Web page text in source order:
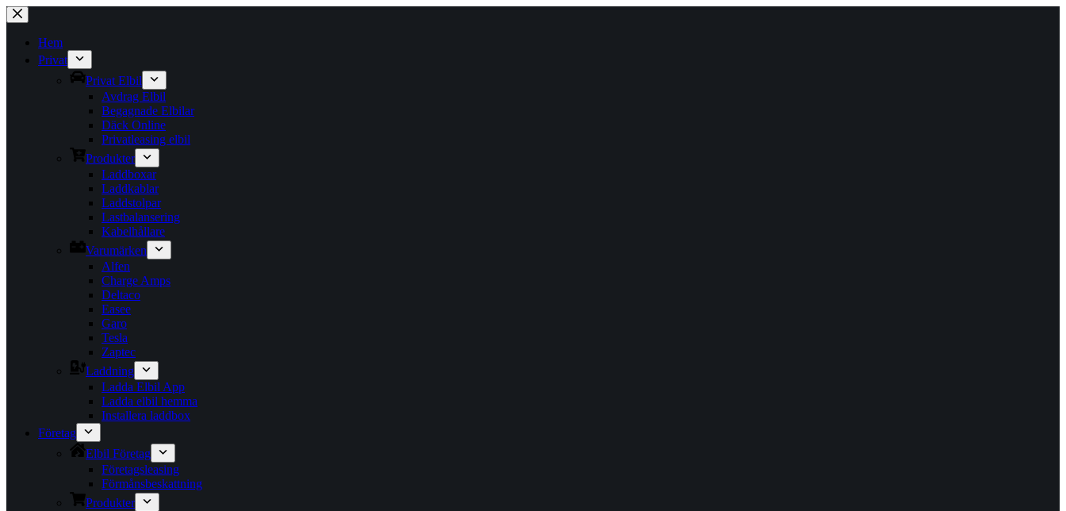
Hoppa
till
innehållHem
Privat
Privat Elbil
Avdrag Elbil
Begagnade Elbilar
Däck Online
Privatleasing elbil
Produkter
Laddboxar
Laddkablar
Laddstolpar
Lastbalansering
Kabelhållare
Varumärken
Alfen
Charge Amps
Deltaco
Easee
Garo
Tesla
Zaptec
Laddning
Ladda Elbil App
Ladda elbil hemma
Installera laddbox
Företag
Elbil Företag
Företagsleasing
Förmånsbeskattning
Produkter